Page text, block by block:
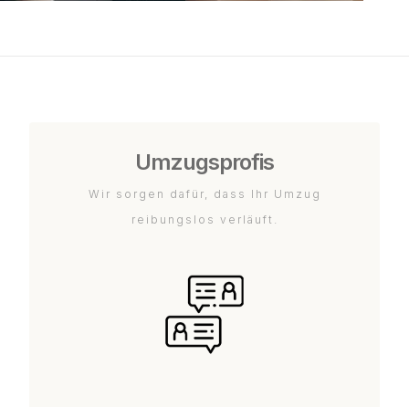
Umzugsprofis
Wir sorgen dafür, dass Ihr Umzug
reibungslos verläuft.